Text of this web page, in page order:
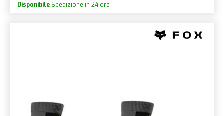
Disponibile Spedizione in 24 ore